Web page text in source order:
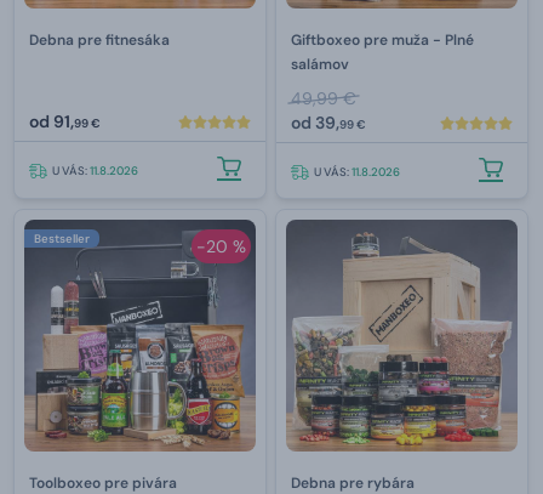
Debna pre fitnesáka
od 91,99 €
U VÁS:11.8.2026
Giftboxeo pre muža - Plné
salámov
49,99 €
od 39,99 €
U VÁS:11.8.2026
-20 %
Bestseller
Toolboxeo pre pivára Debna pre rybára